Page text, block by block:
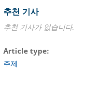
추천 기사
추천 기사가 없습니다.
Article type
주제